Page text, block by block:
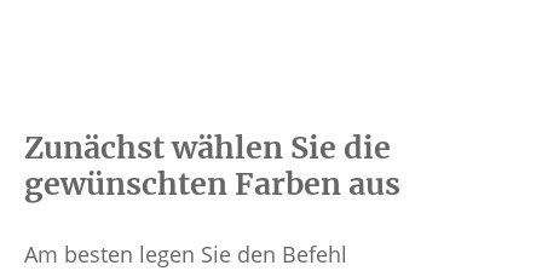
Zunächst wählen Sie die
gewünschten Farben aus
Am besten legen Sie den Befehl